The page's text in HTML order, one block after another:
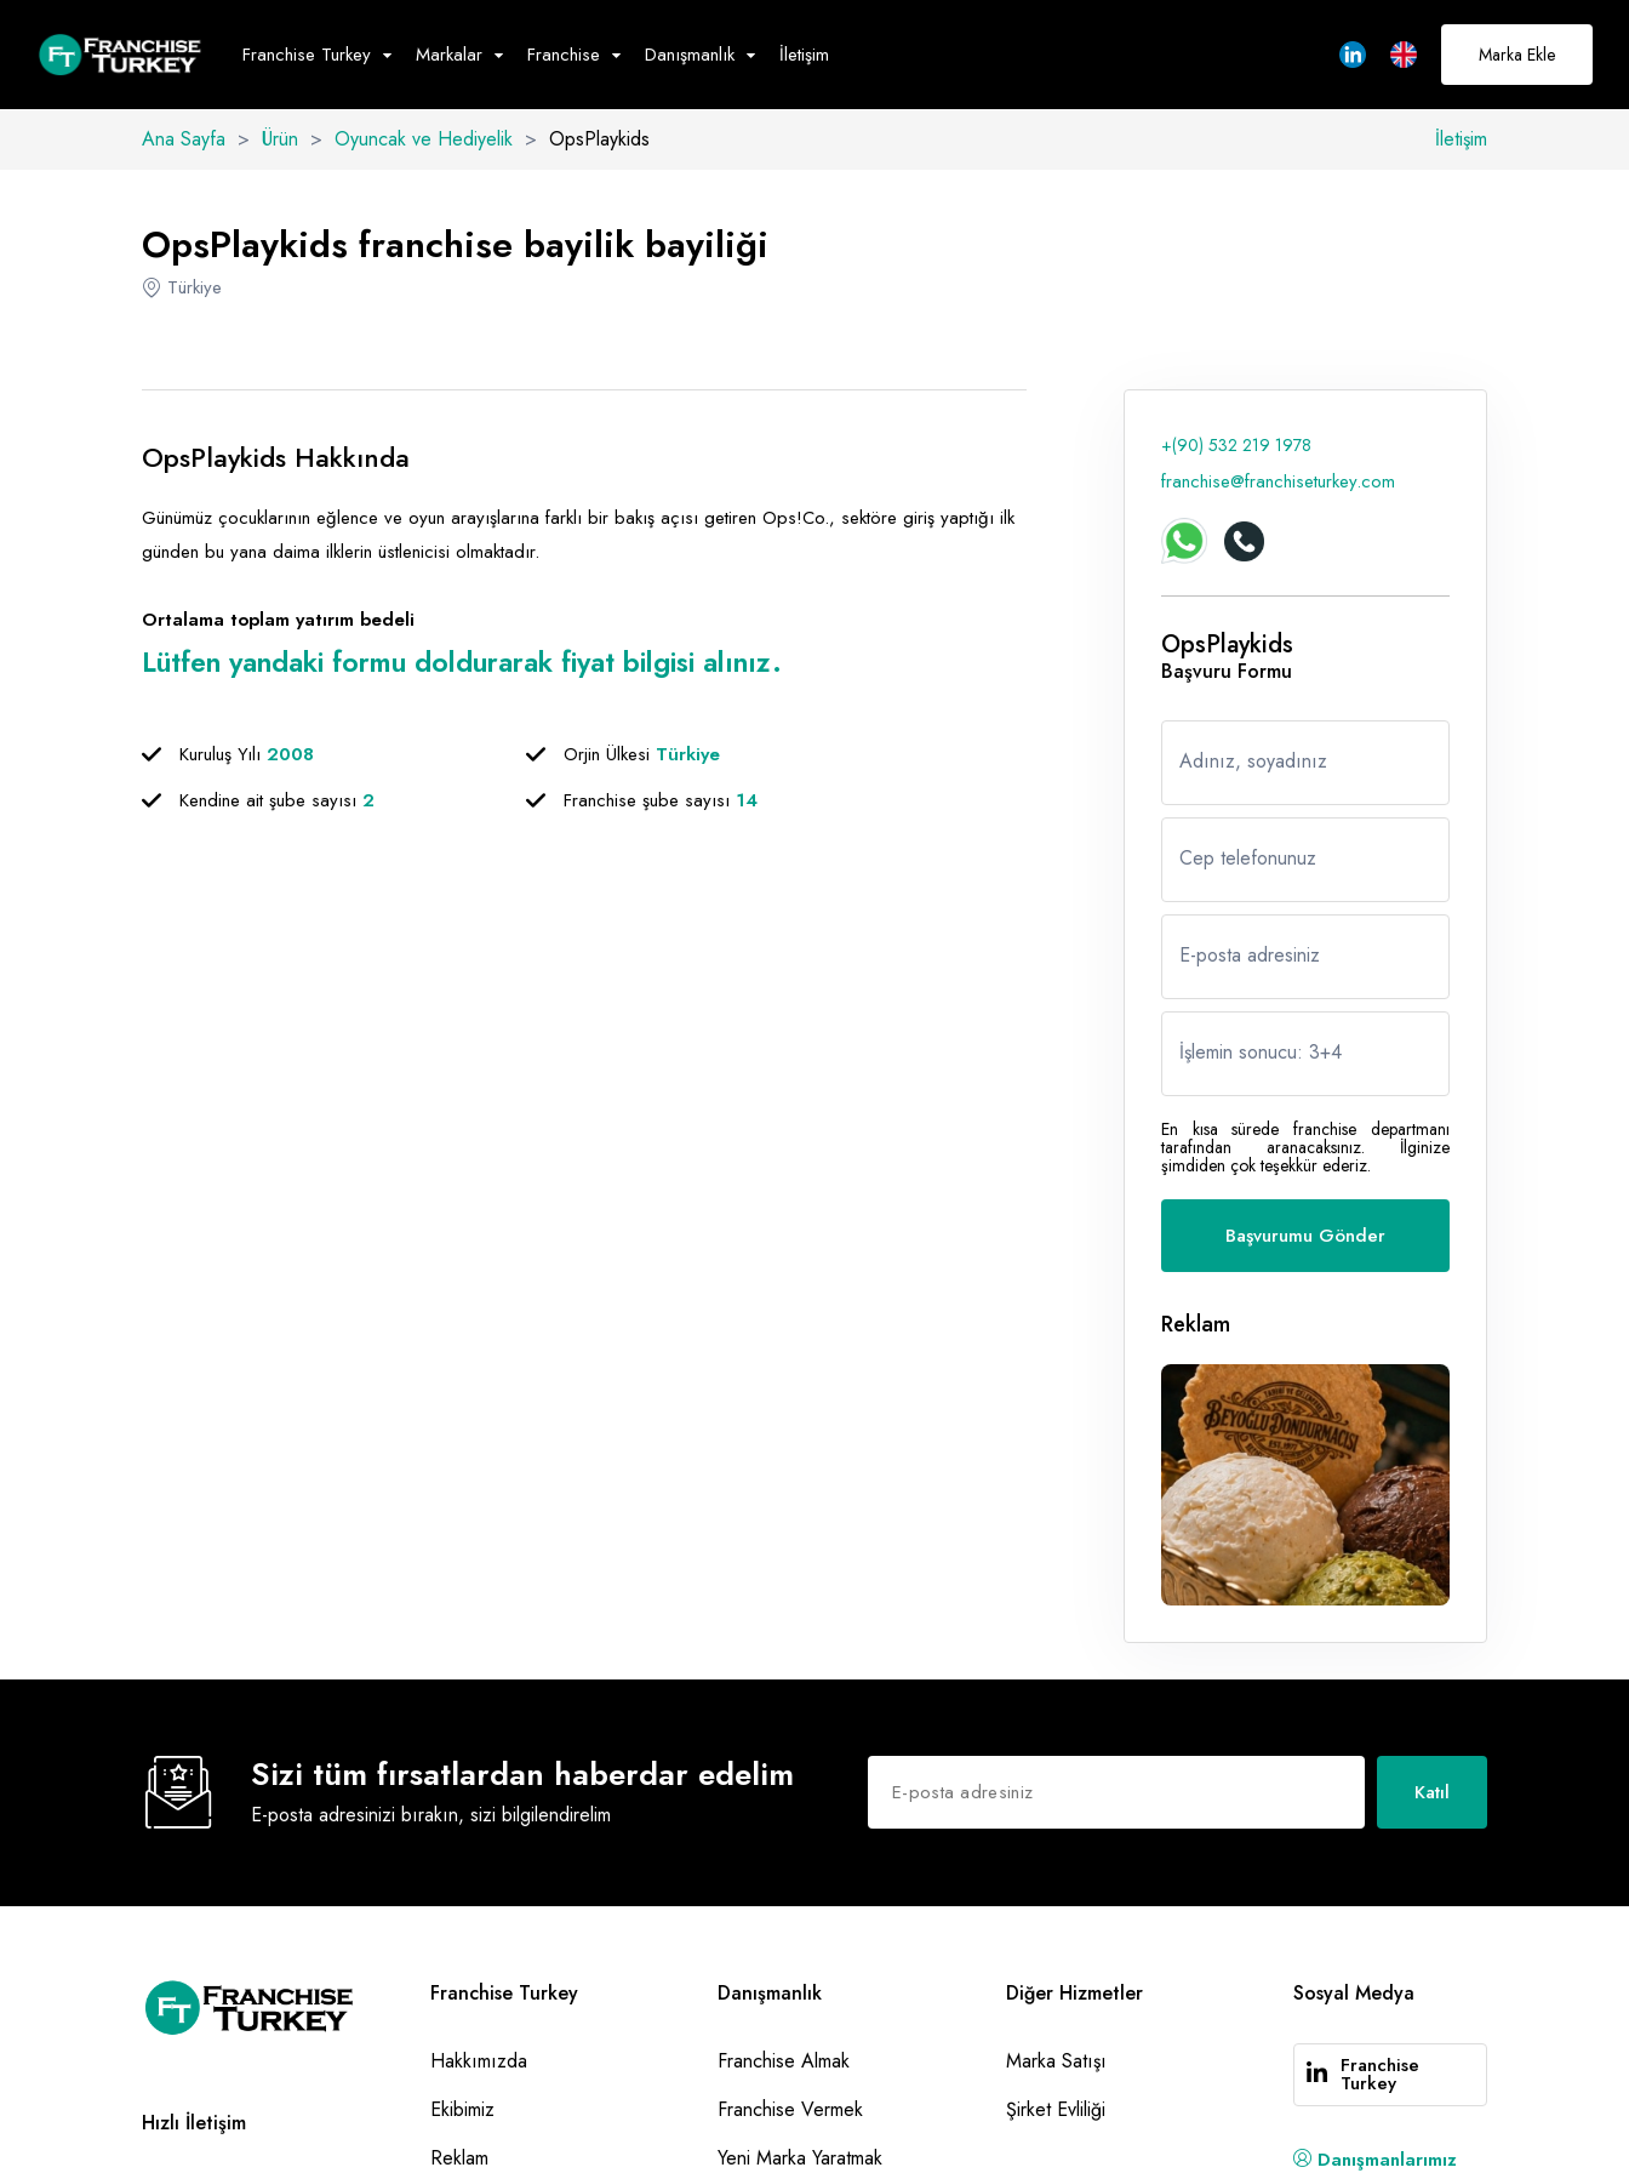
Franchise Turkey Markalar
Yiyecek - İçecek
Hepsini Göster
buradayız
Hakkımızda
Franchise Danışmanlık İletişim Marka Ekle
Ana Sayfa > Ürün > Oyuncak ve Hediyelik > OpsPlaykids İletişim
OpsPlaykids franchise bayilik bayiliği
Türkiye
OpsPlaykids Hakkında
Günümüz çocuklarının eğlence ve oyun arayışlarına farklı bir bakış açısı getiren Ops!Co., sektöre giriş yaptığı ilk
günden bu yana daima ilklerin üstlenicisi olmaktadır.
Ortalama toplam yatırım bedeli
Lütfen yandaki formu doldurarak fiyat bilgisi alınız.
Kuruluş Yılı 2008 Orjin Ülkesi Türkiye
Kendine ait şube sayısı 2 Franchise şube sayısı 14
+(90) 532 219 1978
franchise@franchiseturkey.com
OpsPlaykids
Başvuru Formu
Adınız, soyadınız
Cep telefonunuz
E-posta adresiniz
İşlemin sonucu: 3+4
En kısa sürede franchise departmanı
tarafından aranacaksınız. İlginize
şimdiden çok teşekkür ederiz.
Reklam
Sizi tüm fırsatlardan haberdar edelim
E-posta adresinizi bırakın, sizi bilgilendirelim
Katıl
Hızlı İletişim
Franchise Turkey
Hakkımızda
Ekibimiz
Reklam
Danışmanlık
Franchise Almak
Franchise Vermek
Yeni Marka Yaratmak
Diğer Hizmetler
Marka Satışı
Şirket Evliliği
Sosyal Medya
Franchise
Turkey
Danışmanlarımız